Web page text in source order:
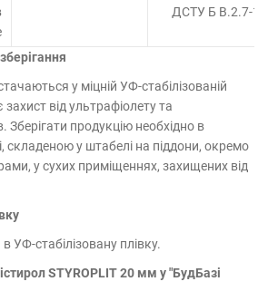
ДСТУ Б В.2.7-
у міцній УФ-стабілізованій
захист від ультрафіолету та
Зберігати продукцію необхідно в
складеною у штабелі на піддони, окремо
у сухих приміщеннях, захищених від
УФ-стабілізовану плівку.
STYROPLIT 20 мм у "БудБазі